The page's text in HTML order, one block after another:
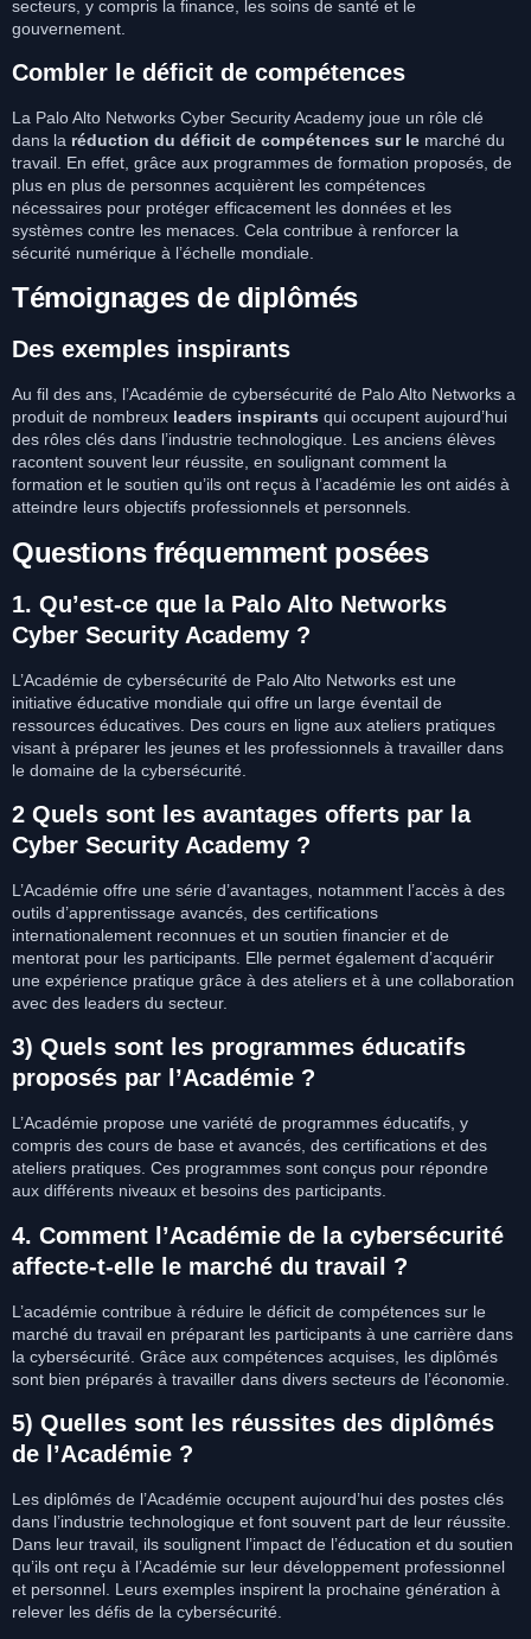
secteurs, y compris la finance, les soins de santé et le
gouvernement.
Combler le déficit de compétences
La Palo Alto Networks Cyber Security Academy joue un rôle clé
dans la réduction du déficit de compétences sur le marché du
travail. En effet, grâce aux programmes de formation proposés, de
plus en plus de personnes acquièrent les compétences
nécessaires pour protéger efficacement les données et les
systèmes contre les menaces. Cela contribue à renforcer la
sécurité numérique à l’échelle mondiale.
Témoignages de diplômés
Des exemples inspirants
Au fil des ans, l’Académie de cybersécurité de Palo Alto Networks a
produit de nombreux leaders inspirants qui occupent aujourd’hui
des rôles clés dans l’industrie technologique. Les anciens élèves
racontent souvent leur réussite, en soulignant comment la
formation et le soutien qu’ils ont reçus à l’académie les ont aidés à
atteindre leurs objectifs professionnels et personnels.
Questions fréquemment posées
1. Qu’est-ce que la Palo Alto Networks
Cyber Security Academy ?
L’Académie de cybersécurité de Palo Alto Networks est une
initiative éducative mondiale qui offre un large éventail de
ressources éducatives. Des cours en ligne aux ateliers pratiques
visant à préparer les jeunes et les professionnels à travailler dans
le domaine de la cybersécurité.
2 Quels sont les avantages offerts par la
Cyber Security Academy ?
L’Académie offre une série d’avantages, notamment l’accès à des
outils d’apprentissage avancés, des certifications
internationalement reconnues et un soutien financier et de
mentorat pour les participants. Elle permet également d’acquérir
une expérience pratique grâce à des ateliers et à une collaboration
avec des leaders du secteur.
3) Quels sont les programmes éducatifs
proposés par l’Académie ?
L’Académie propose une variété de programmes éducatifs, y
compris des cours de base et avancés, des certifications et des
ateliers pratiques. Ces programmes sont conçus pour répondre
aux différents niveaux et besoins des participants.
4. Comment l’Académie de la cybersécurité
affecte-t-elle le marché du travail ?
L’académie contribue à réduire le déficit de compétences sur le
marché du travail en préparant les participants à une carrière dans
la cybersécurité. Grâce aux compétences acquises, les diplômés
sont bien préparés à travailler dans divers secteurs de l’économie.
5) Quelles sont les réussites des diplômés
de l’Académie ?
Les diplômés de l’Académie occupent aujourd’hui des postes clés
dans l’industrie technologique et font souvent part de leur réussite.
Dans leur travail, ils soulignent l’impact de l’éducation et du soutien
qu’ils ont reçu à l’Académie sur leur développement professionnel
et personnel. Leurs exemples inspirent la prochaine génération à
relever les défis de la cybersécurité.